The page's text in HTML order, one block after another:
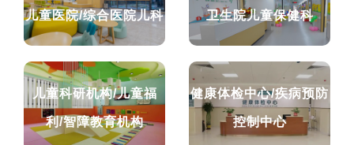
儿童医院/综合医院儿科 卫生院儿童保健科
儿童科研机构/儿童福
利/智障教育机构
健康体检中心/疾病预防
控制中心